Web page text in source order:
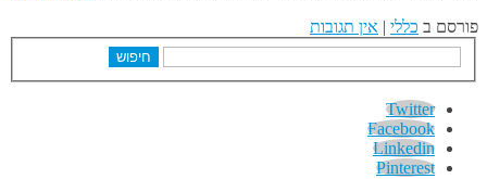
פורסם ב כללי | אין תגובות
חיפוש
Twitter
Facebook
Linkedin
Pinterest